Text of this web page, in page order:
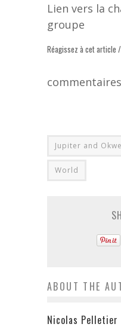
Lien vers la
groupe
Réagissez à cet article
Jupiter and
World
ABOUT THE
Nicolas Pelletier